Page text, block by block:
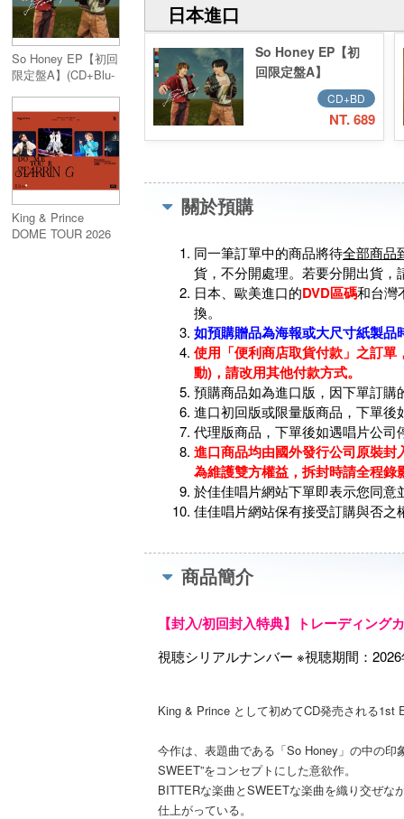
So Honey EP【初回
限定盤A】(CD+Blu-
King & Prince
DOME TOUR 2026
日本進口
So Honey EP【初
回限定盤A】
(CD+Blu-ray)CD+BD
NT. 689
關於預購
同一筆訂單中的商品將待全部商品
貨，不分開處理。若要分開出貨，
日本、歐美進口的DVD區碼和台灣
換。
如預購贈品為海報或大尺寸紙製
使用「便利商店取貨付款」之訂
動)，請改用其他付款方式。
預購商品如為進口版，因下單訂
進口初回版或限量版商品，下單
代理版商品，下單後如遇唱片公司
進口商品均由國外發行公司原裝
為維護雙方權益，拆封時請全程
於佳佳唱片網站下單即表示您同意
佳佳唱片網站保有接受訂購與否之
商品簡介
【封入/初回封入特典】トレーディン
視聴シリアルナンバー ※視聴期間：
King & Prince として初めてCD発売される1st
今作は、表題曲である「So Honey」の中の
SWEET”をコンセプトにした意欲作。
BITTERな楽曲とSWEETな楽曲を織り交ぜな
仕上がっている。